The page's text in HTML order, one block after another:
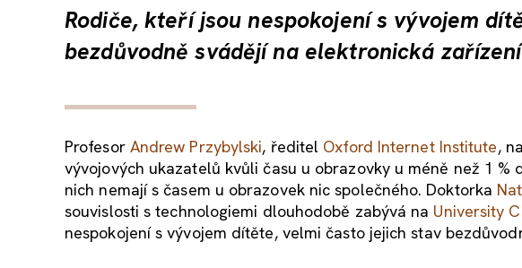
Rodiče, kteří jsou nespokojení s vývojem
bezdůvodně svádějí na elektronická
Profesor Andrew Przybylski, ředitel Oxford Internet Institute,
vývojových ukazatelů kvůli času u obrazovky u méně než 1
nich nemají s časem u obrazovek nic společného. Doktorka
souvislosti s technologiemi dlouhodobě zabývá na University
nespokojení s vývojem dítěte, velmi často jejich stav